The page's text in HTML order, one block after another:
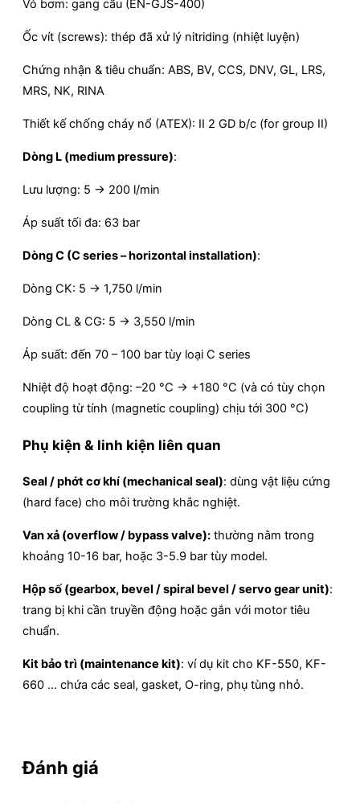
Vỏ bơm: gang cầu (EN-GJS-400)
Ốc vít (screws): thép đã xử lý nitriding (nhiệt luyện)
Chứng nhận & tiêu chuẩn: ABS, BV, CCS, DNV, GL, LRS,
MRS, NK, RINA
Thiết kế chống cháy nổ (ATEX): II 2 GD b/c (for group II)
Dòng L (medium pressure):
Lưu lượng: 5 → 200 l/min
Áp suất tối đa: 63 bar
Dòng C (C series – horizontal installation):
Dòng CK: 5 → 1,750 l/min
Dòng CL & CG: 5 → 3,550 l/min
Áp suất: đến 70 – 100 bar tùy loại C series
Nhiệt độ hoạt động: –20 °C → +180 °C (và có tùy chọn
coupling từ tính (magnetic coupling) chịu tới 300 °C)
Phụ kiện & linh kiện liên quan
Seal / phớt cơ khí (mechanical seal): dùng vật liệu cứng
(hard face) cho môi trường khắc nghiệt.
Van xả (overflow / bypass valve): thường nằm trong
khoảng 10-16 bar, hoặc 3-5.9 bar tùy model.
Hộp số (gearbox, bevel / spiral bevel / servo gear unit):
trang bị khi cần truyền động hoặc gắn với motor tiêu
chuẩn.
Kit bảo trì (maintenance kit): ví dụ kit cho KF-550, KF-
660 … chứa các seal, gasket, O-ring, phụ tùng nhỏ.
Đánh giá